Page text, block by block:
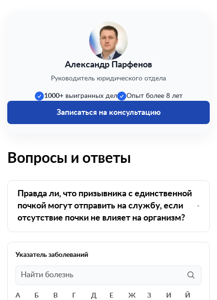
Александр Парфенов
Руководитель юридического отдела
1000+выигранных дел Опыт более 8 лет
Записаться на консультацию
Вопросы и ответы
Правда ли, что призывника с единственной
почкой могут отправить на службу, если
отсутствие почки не влияет на организм?
Указатель заболеваний
А Б В Г Д Е Ж З И Й